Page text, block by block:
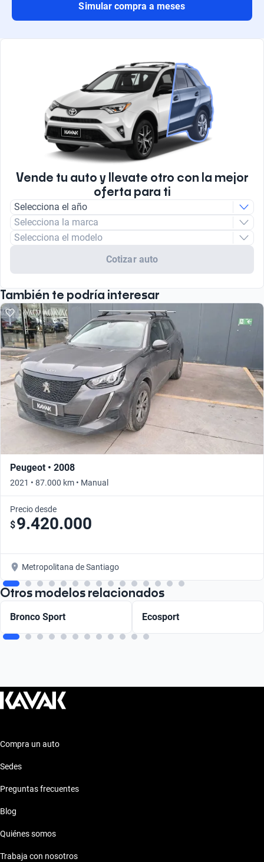
Simular compra a meses
Vende tu auto y llevate otro con la mejor
oferta para ti
Selecciona el año
Selecciona la marca
Selecciona el modelo
Cotizar auto
También te podría interesar
Peugeot • 2008
2021 • 87.000 km • Manual
Precio desde
$9.420.000
Metropolitana de Santiago
Otros modelos relacionados
Bronco Sport Ecosport
Compra un auto
Sedes
Preguntas frecuentes
Blog
Quiénes somos
Trabaja con nosotros